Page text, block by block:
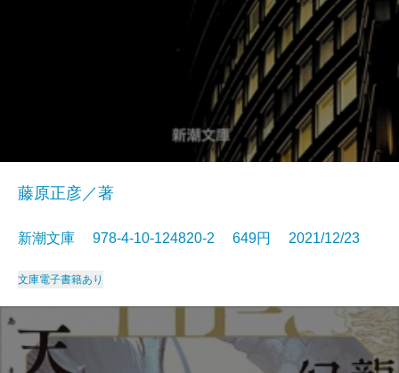
藤原正彦／著
新潮文庫 978-4-10-124820-2 649円 2021/12/23
文庫電子書籍あり